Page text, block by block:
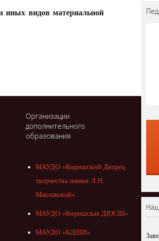
видов материальной
Организации
дополнительного
образования
МАУДО «Киришский Дворец
творчества имени Л.Н.
Маклаковой»
МАУДО «Киришская ДЮСШ»
МАУДО «КДШИ»